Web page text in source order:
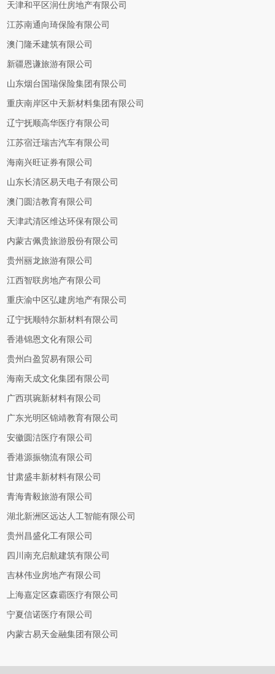
天津和平区润仕房地产有限公司
江苏南通向琦保险有限公司
澳门隆禾建筑有限公司
新疆恩谦旅游有限公司
山东烟台国瑞保险集团有限公司
重庆南岸区中天新材料集团有限公司
辽宁抚顺高华医疗有限公司
江苏宿迁瑞吉汽车有限公司
海南兴旺证券有限公司
山东长清区易天电子有限公司
澳门圆洁教育有限公司
天津武清区维达环保有限公司
内蒙古佩贵旅游股份有限公司
贵州丽龙旅游有限公司
江西智联房地产有限公司
重庆渝中区弘建房地产有限公司
辽宁抚顺特尔新材料有限公司
香港锦恩文化有限公司
贵州白盈贸易有限公司
海南天成文化集团有限公司
广西琪琬新材料有限公司
广东光明区锦靖教育有限公司
安徽圆洁医疗有限公司
香港源振物流有限公司
甘肃盛丰新材料有限公司
青海青毅旅游有限公司
湖北新洲区远达人工智能有限公司
贵州昌盛化工有限公司
四川南充启航建筑有限公司
吉林伟业房地产有限公司
上海嘉定区森霸医疗有限公司
宁夏信诺医疗有限公司
内蒙古易天金融集团有限公司